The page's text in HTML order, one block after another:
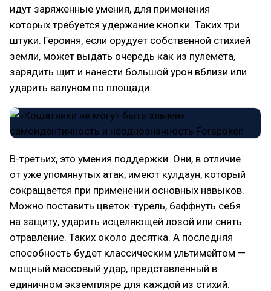
идут заряженные умения, для применения
которых требуется удержание кнопки. Таких три
штуки. Героиня, если орудует собственной стихией
земли, может выдать очередь как из пулемёта,
зарядить щит и нанести большой урон вблизи или
ударить валуном по площади.
В-третьих, это умения поддержки. Они, в отличие
от уже упомянутых атак, имеют кулдаун, который
сокращается при применении основных навыков.
Можно поставить цветок-турель, баффнуть себя
на защиту, ударить исцеляющей лозой или снять
отравление. Таких около десятка. А последняя
способность будет классическим ультимейтом —
мощный массовый удар, представленный в
единичном экземпляре для каждой из стихий.